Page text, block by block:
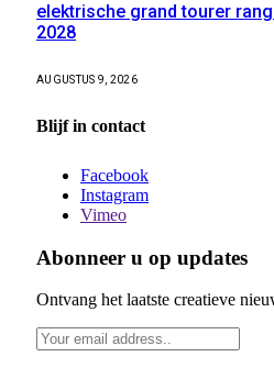
elektrische grand tourer
2028
AUGUSTUS 9, 2026
Blijf in contact
Facebook
Instagram
Vimeo
Abonneer u op updates
Ontvang het laatste creatieve